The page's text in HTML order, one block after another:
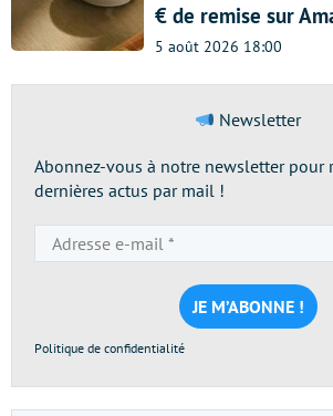
€ de remise sur
5 août 2026 18:00
Newsletter
Abonnez-vous à notre newsletter pour
dernières actus par mail !
e-
mail
*
Politique de confidentialité